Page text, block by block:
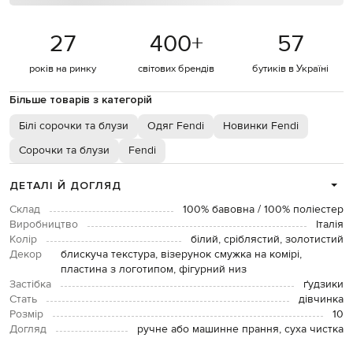
27
років на ринку
400+
світових брендів
57
бутиків в Україні
Більше товарів з категорій
Білі сорочки та блузи Одяг Fendi
Новинки Fendi
Сорочки та блузи
Fendi
ДЕТАЛІ Й ДОГЛЯД
Склад
100% бавовна / 100% поліестер
Виробництво
Італія
Колір
білий, сріблястий, золотистий
Декор
блискуча текстура, візерунок смужка на комірі,
пластина з логотипом, фігурний низ
Застібка
ґудзики
Стать
дівчинка
Розмір
10
Догляд
ручне або машинне прання, суха чистка